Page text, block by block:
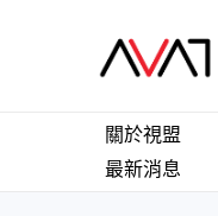
關於視盟
最新消息